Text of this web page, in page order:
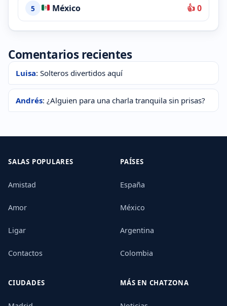
5 México 👍 0
Comentarios recientes
Luisa: Solteros divertidos aquí
Andrés: ¿Alguien para una charla tranquila sin prisas?
SALAS POPULARES
Amistad
Amor
Ligar
Contactos
PAÍSES
España
México
Argentina
Colombia
CIUDADES MÁS EN CHATZONA